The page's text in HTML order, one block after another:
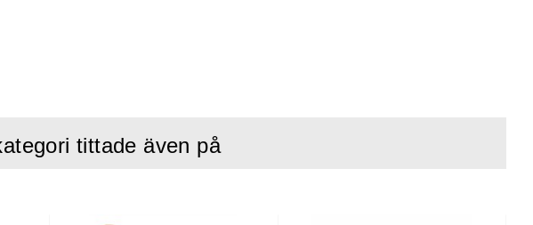
tittade även på